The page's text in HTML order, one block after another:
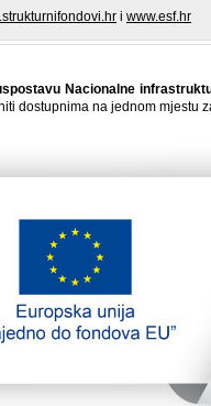
i www.esf.hr
Nacionalne
dostupnima na jednom mjestu